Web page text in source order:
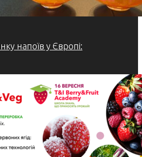
напоїв у Європі: